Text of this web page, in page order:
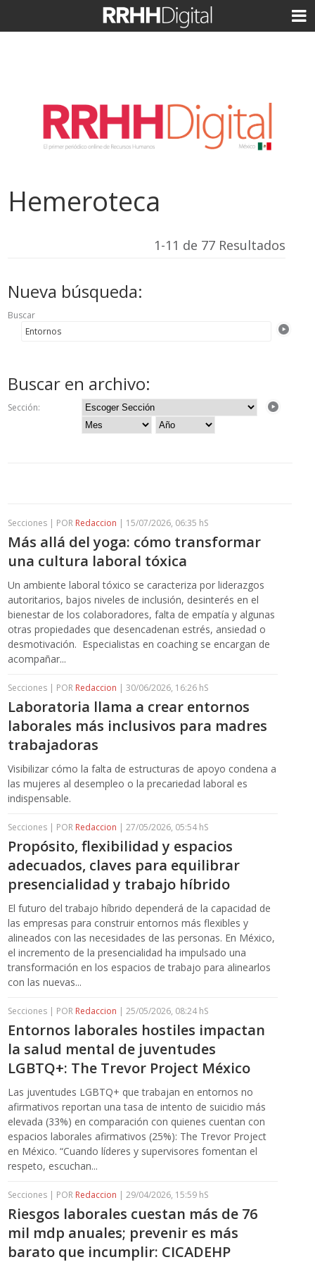
Hemeroteca
1-11 de 77 Resultados
Nueva búsqueda:
Buscar
Buscar en archivo:
Sección:
Secciones | POR Redaccion | 15/07/2026, 06:35 hS
Más allá del yoga: cómo transformar
una cultura laboral tóxica
Un ambiente laboral tóxico se caracteriza por liderazgos
autoritarios, bajos niveles de inclusión, desinterés en el
bienestar de los colaboradores, falta de empatía y algunas
otras propiedades que desencadenan estrés, ansiedad o
desmotivación. Especialistas en coaching se encargan de
acompañar...
Secciones | POR Redaccion | 30/06/2026, 16:26 hS
Laboratoria llama a crear entornos
laborales más inclusivos para madres
trabajadoras
Visibilizar cómo la falta de estructuras de apoyo condena a
las mujeres al desempleo o la precariedad laboral es
indispensable.
Secciones | POR Redaccion | 27/05/2026, 05:54 hS
Propósito, flexibilidad y espacios
adecuados, claves para equilibrar
presencialidad y trabajo híbrido
El futuro del trabajo híbrido dependerá de la capacidad de
las empresas para construir entornos más flexibles y
alineados con las necesidades de las personas. En México,
el incremento de la presencialidad ha impulsado una
transformación en los espacios de trabajo para alinearlos
con las nuevas...
Secciones | POR Redaccion | 25/05/2026, 08:24 hS
Entornos laborales hostiles impactan
la salud mental de juventudes
LGBTQ+: The Trevor Project México
Las juventudes LGBTQ+ que trabajan en entornos no
afirmativos reportan una tasa de intento de suicidio más
elevada (33%) en comparación con quienes cuentan con
espacios laborales afirmativos (25%): The Trevor Project
en México. “Cuando líderes y supervisores fomentan el
respeto, escuchan...
Secciones | POR Redaccion | 29/04/2026, 15:59 hS
Riesgos laborales cuestan más de 76
mil mdp anuales; prevenir es más
barato que incumplir: CICADEHP